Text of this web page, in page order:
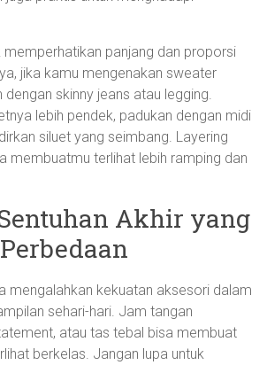
memperhatikan panjang dan proporsi
jika kamu mengenakan sweater
skinny jeans atau legging.
lebih pendek, padukan dengan midi
siluet yang seimbang. Layering
membuatmu terlihat lebih ramping dan
Akhir yang
mengalahkan kekuatan aksesori dalam
sehari-hari. Jam tangan
atau tas tebal bisa membuat
berkelas. Jangan lupa untuk